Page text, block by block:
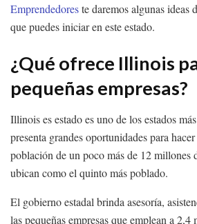
Emprendedoreste daremos algunas ideas
que puedes iniciar en este estado.
¿Qué ofrece Illinois
pequeñas empresas?
Illinois es estado es uno de los estados
presenta grandes oportunidades para
población de un poco más de 12 millones
ubican como el quinto más poblado.
El gobierno estadal brinda asesoría,
las pequeñas empresas que emplean a 2,4